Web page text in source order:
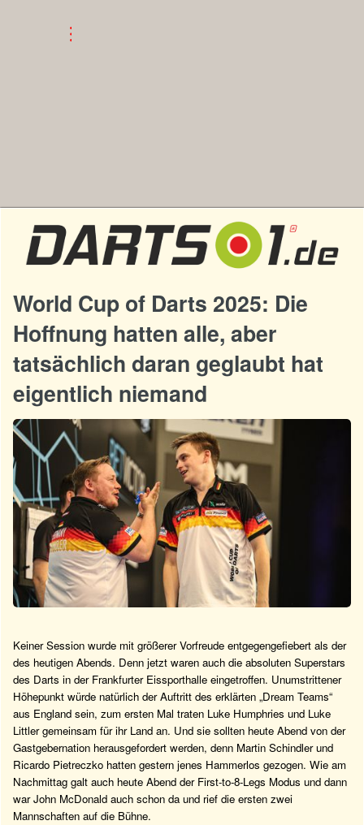
World Cup of Darts 2025: Die
Hoffnung hatten alle, aber
tatsächlich daran geglaubt hat
eigentlich niemand
Keiner Session wurde mit größerer Vorfreude entgegengefiebert als der
des heutigen Abends. Denn jetzt waren auch die absoluten Superstars
des Darts in der Frankfurter Eissporthalle eingetroffen. Unumstrittener
Höhepunkt würde natürlich der Auftritt des erklärten „Dream Teams“
aus England sein, zum ersten Mal traten Luke Humphries und Luke
Littler gemeinsam für ihr Land an. Und sie sollten heute Abend von der
Gastgebernation herausgefordert werden, denn Martin Schindler und
Ricardo Pietreczko hatten gestern jenes Hammerlos gezogen. Wie am
Nachmittag galt auch heute Abend der First-to-8-Legs Modus und dann
war John McDonald auch schon da und rief die ersten zwei
Mannschaften auf die Bühne.